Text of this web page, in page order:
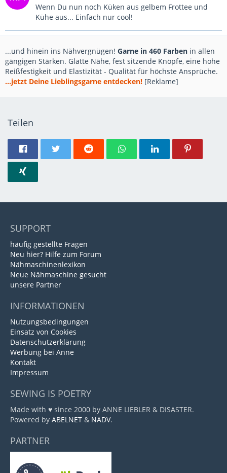
Wenn Du nun noch Küken aus gelbem Frottee und
Kühe aus... Einfach nur cool!
...und hinein ins Nähvergnügen! Garne in 460 Farben in allen
gängigen Stärken. Glatte Nähe, fest sitzende Knöpfe, eine hohe
Reißfestigkeit und Elastizität - Qualität für höchste Ansprüche.
...jetzt Deine Lieblingsgarne entdecken! [Reklame]
Teilen
SUPPORT
häufig gestellte Fragen
Neu hier? Hilfe zum Forum
Nähmaschinenlexikon
Neue Nähmaschine gesucht
unsere Partner
INFORMATIONEN
Nutzungsbedingungen
Einsatz von Cookies
Datenschutzerklärung
Werbung bei Anne
Kontakt
Impressum
SEWING IS POETRY
Made with ♥ since 2000 by ANNE LIEBLER & DISASTER.
Powered by ABELNET & NADV.
PARTNER